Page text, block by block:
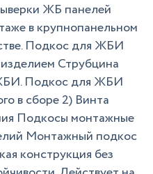
ЖБ панелей
в крупнопанельном
Подкос для ЖБИ
Струбцина
Подкос для ЖБИ
в сборе 2) Винта
Подкосы монтажные
Монтажный подкос
конструкция без